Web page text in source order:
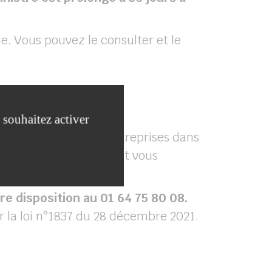
Vous pouvez le consulter et le
de soutenir les entreprises dans
Cela pourrait vous
disposition au 01 64 75 80 08.
loi n°1837 du 28 décembre 2021.
activer